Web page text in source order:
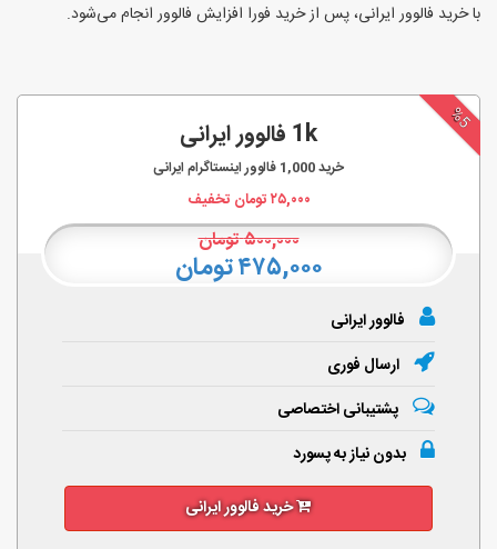
با خرید فالوور ایرانی، پس از خرید فورا افزایش فالوور انجام‌ می‌شود.
%5 1k فالوور ایرانی
خرید1,000 فالوور اینستاگرام ایرانی
۲۵,۰۰۰تومان تخفیف
۵۰۰,۰۰۰تومان
۴۷۵,۰۰۰ تومان
فالوور ایرانی
ارسال فوری
پشتیبانی اختصاصی
بدون نیاز به پسورد
خرید فالوور ایرانی